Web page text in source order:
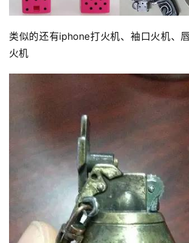
类似的还有iphone打火机、袖口火机、唇
火机